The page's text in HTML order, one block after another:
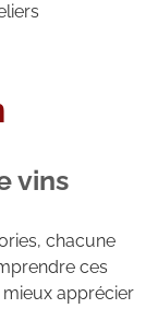
vins
chacune
ces
apprécier